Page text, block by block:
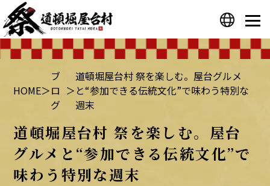
HOME＞
ブ
ロ
グ
＞
道頓堀屋台村 祭を楽しむ。屋台グルメ
と“参加できる伝統文化”で味わう特別な
週末
道頓堀屋台村 祭を楽しむ。屋台
グルメと“参加できる伝統文化”で
味わう特別な週末